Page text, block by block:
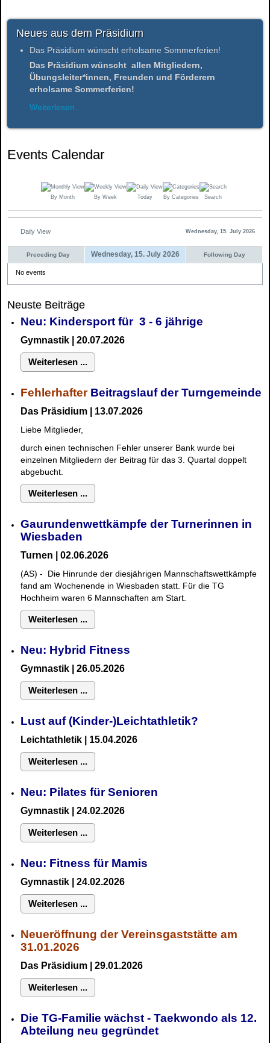
Neues aus dem Präsidium
Das Präsidium wünscht erholsame Sommerferien!
Das Präsidium wünscht allen Mitgliedern,
Übungsleiter*innen, Freunden und Förderern
erholsame Sommerferien!
Weiterlesen...
Events Calendar
By Month By Week Today By Categories Search
Daily View Wednesday, 15. July 2026
Preceding Day Wednesday, 15. July 2026 Following Day
No events
Neuste Beiträge
Neu: Kindersport für 3 - 6 jährige
Gymnastik | 20.07.2026
Weiterlesen ...
FehlerhafterBeitragslauf der Turngemeinde
Das Präsidium | 13.07.2026
Liebe Mitglieder,
durch einen technischen Fehler unserer Bank wurde bei
einzelnen Mitgliedern der Beitrag für das 3. Quartal doppelt
abgebucht.
Weiterlesen ...
Gaurundenwettkämpfe der Turnerinnen in
Wiesbaden
Turnen | 02.06.2026
(AS) - Die Hinrunde der diesjährigen Mannschaftswettkämpfe
fand am Wochenende in Wiesbaden statt. Für die TG
Hochheim waren 6 Mannschaften am Start.
Weiterlesen ...
Neu: Hybrid Fitness
Gymnastik | 26.05.2026
Weiterlesen ...
Lust auf (Kinder-)Leichtathletik?
Leichtathletik | 15.04.2026
Weiterlesen ...
Neu: Pilates für Senioren
Gymnastik | 24.02.2026
Weiterlesen ...
Neu: Fitness für Mamis
Gymnastik | 24.02.2026
Weiterlesen ...
Neueröffnung der Vereinsgaststätte am
31.01.2026
Das Präsidium | 29.01.2026
Weiterlesen ...
Die TG-Familie wächst - Taekwondo als 12.
Abteilung neu gegründet